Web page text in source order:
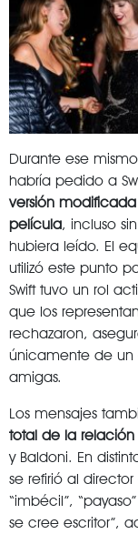
Durante ese
habría pedido a
versión
película, incluso
hubiera leído. El
utilizó este punto
Swift tuvo un rol
que los
rechazaron,
únicamente de un
amigas.
Los mensajes
total de la relación
y Baldoni. En
se refirió al
“imbécil”,
se cree escritor”,